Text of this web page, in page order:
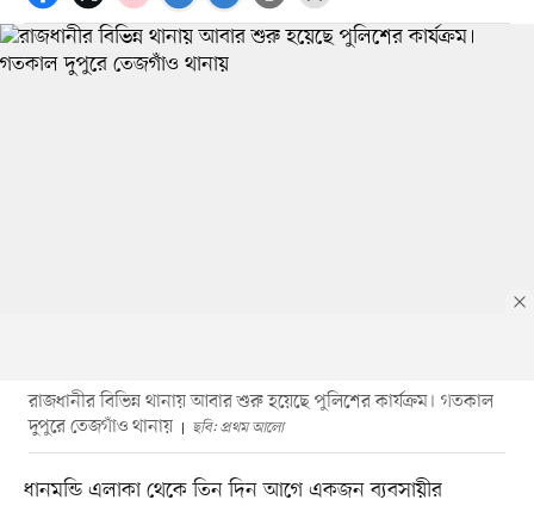
রাজধানীর বিভিন্ন থানায় আবার শুরু হয়েছে পুলিশের কার্যক্রম। গতকাল
দুপুরে তেজগাঁও থানায়
ছবি: প্রথম আলো
ধানমন্ডি এলাকা থেকে তিন দিন আগে একজন ব্যবসায়ীর